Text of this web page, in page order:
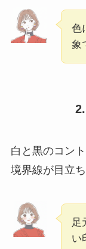
色
象
白と黒のコン
境界線が目立ち
足
い